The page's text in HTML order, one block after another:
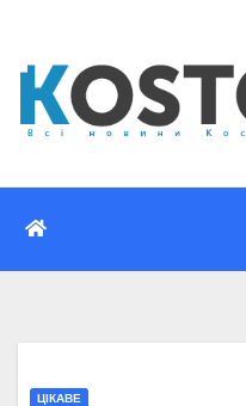
вмісту
ЦІКАВЕ